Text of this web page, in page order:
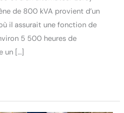
de 800 kVA provient d’un
il assurait une fonction de
5 500 heures de
un […]